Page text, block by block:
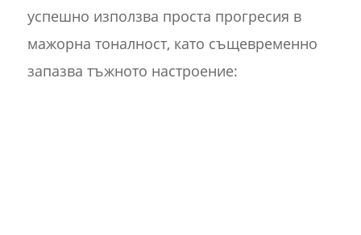
успешно използва проста прогресия в
мажорна тоналност, като същевременно
запазва тъжното настроение: